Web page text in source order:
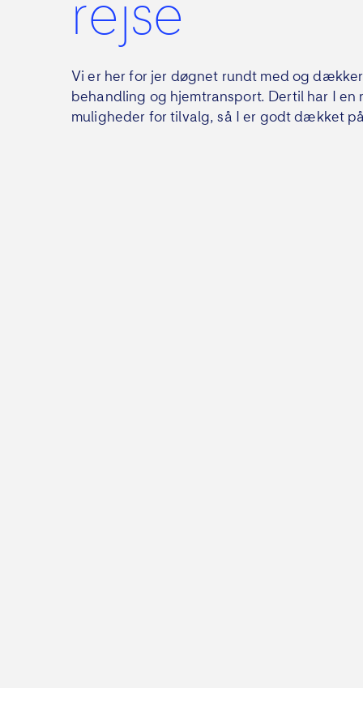
rejse
Vi er her for jer døgnet rundt med og
behandling og hjemtransport. Dertil har I en
muligheder for tilvalg, så I er godt dækket